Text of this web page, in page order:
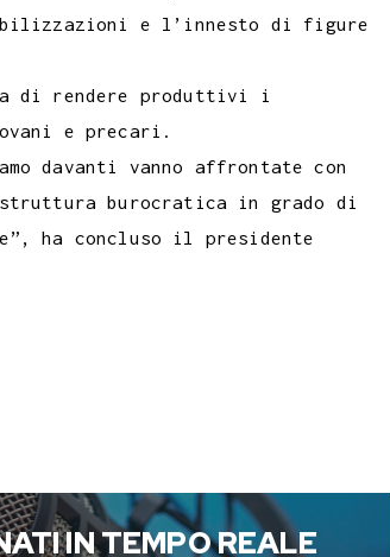
e l’innesto di figure
di rendere produttivi i
e precari.
davanti vanno affrontate con
struttura burocratica in grado di
ha concluso il presidente
IN TEMPO REALE